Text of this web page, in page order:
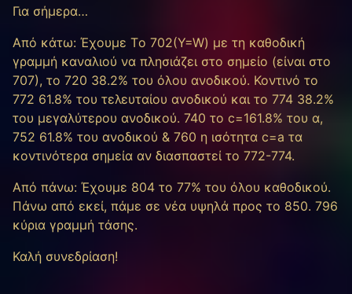
Για σήμερα…
Από κάτω: Έχουμε Tο 702(Y=W) με τη καθοδική
γραμμή καναλιού να πλησιάζει στο σημείο (είναι στο
707), τo 720 38.2% του όλου ανοδικού. Κοντινό το
772 61.8% του τελευταίου ανοδικού και το 774 38.2%
του μεγαλύτερου ανοδικού. 740 το c=161.8% του α,
752 61.8% του ανοδικού & 760 η ισότητα c=a τα
κοντινότερα σημεία αν διασπαστεί το 772-774.
Από πάνω: Έχουμε 804 το 77% του όλου καθοδικού.
Πάνω από εκεί, πάμε σε νέα υψηλά προς το 850. 796
κύρια γραμμή τάσης.
Καλή συνεδρίαση!